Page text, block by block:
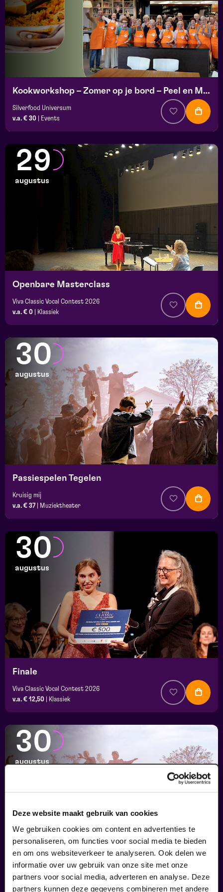
Deze website maakt gebruik van cookies
We gebruiken cookies om content en advertenties te
personaliseren, om functies voor social media te bieden
en om ons websiteverkeer te analyseren. Ook delen we
informatie over uw gebruik van onze site met onze
partners voor social media, adverteren en analyse. Deze
partners kunnen deze gegevens combineren met andere
Kookworkshop – Zomer op je bord – Peel en Maas
Silverfood Universum
v.a. € 30
Events
29
augustus
Openbare Masterclass
Viva Classic Vocal Contest 2026
v.a. € 0
Klassiek
30
augustus
Passiespelen Tegelen
Kruisig mij
v.a. € 37
Muziektheater
30
augustus
Finale
Viva Classic Vocal Contest 2026
v.a. € 12,50
Klassiek
30
augustus
Passiespelen Tegelen
Kruisig mij